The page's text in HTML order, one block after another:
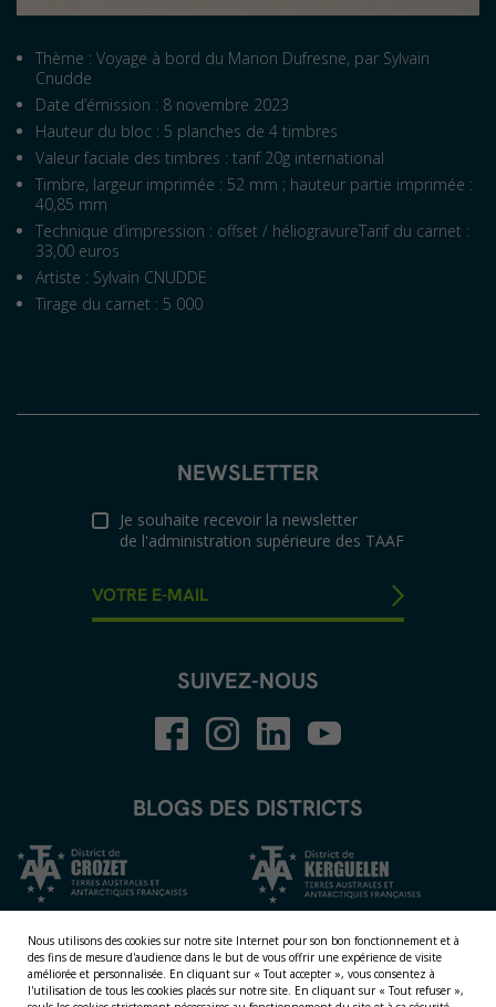
Thème : Voyage à bord du Marion Dufresne, par Sylvain
Cnudde
Date d’émission : 8 novembre 2023
Hauteur du bloc : 5 planches de 4 timbres
Valeur faciale des timbres : tarif 20g international
Timbre, largeur imprimée : 52 mm ; hauteur partie imprimée :
40,85 mm
Technique d’impression : offset / héliogravureTarif du carnet :
33,00 euros
Artiste : Sylvain CNUDDE
Tirage du carnet : 5 000
NEWSLETTER
Je souhaite recevoir la newsletter
de l'administration supérieure des TAAF
SUIVEZ-NOUS
BLOGS DES DISTRICTS
Nous utilisons des cookies sur notre site Internet pour son bon fonctionnement et à
des fins de mesure d'audience dans le but de vous offrir une expérience de visite
améliorée et personnalisée. En cliquant sur « Tout accepter », vous consentez à
l'utilisation de tous les cookies placés sur notre site. En cliquant sur « Tout refuser »,